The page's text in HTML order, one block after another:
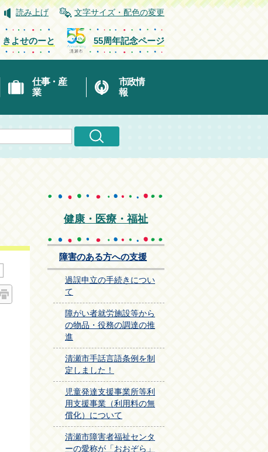
読み上げ 文字サイズ・配色の変更
きよせのーと 55周年記念ページ
仕事・産
業
市政情
報
健康・医療・福祉
障害のある方への支援
過誤申立の手続きについ
て
障がい者就労施設等から
の物品・役務の調達の推
進
清瀬市手話言語条例を制
定しました！
児童発達支援事業所等利
用支援事業（利用料の無
償化）について
清瀬市障害者福祉センタ
ーの愛称が「おおぞら」